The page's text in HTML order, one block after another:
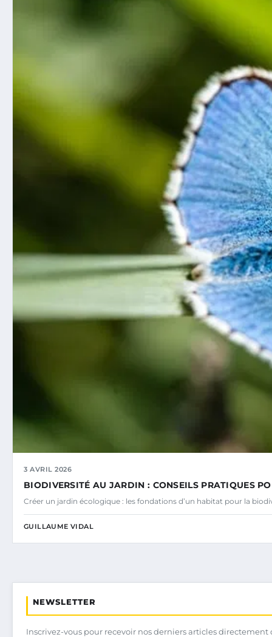
3 AVRIL 2026
BIODIVERSITÉ AU JARDIN : CONSEILS PRATIQUES
Créer un jardin écologique : les fondations d’un habitat pour la
GUILLAUME VIDAL
NEWSLETTER
Inscrivez-vous pour recevoir nos derniers articles